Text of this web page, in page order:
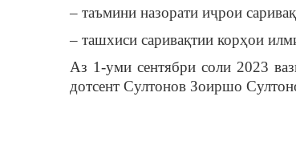
– таъмини назорати иҷрои
– ташхиси саривақтии корҳои
Аз 1-уми сентябри соли 2023
дотсент Султонов Зоиршо